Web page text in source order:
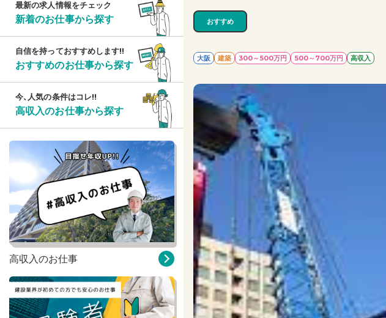
おすすめ
大阪 建築 300～500万円 500～700万円 高収入
最新の求人情報をチェック
新着のお仕事から探す
自信を持っておすすめします!!
おすすめのお仕事から探す
今、人気の条件はコレ!!
高収入のお仕事から探す
高収入のお仕事